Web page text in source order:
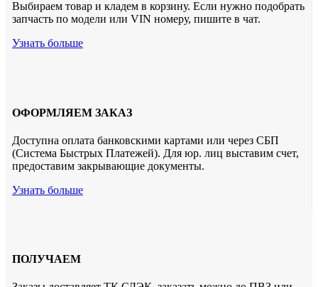
Выбираем товар и кладем в корзину. Если нужно подобрать
запчасть по модели или VIN номеру, пишите в чат.
Узнать больше
ОФОРМЛЯЕМ ЗАКАЗ
Доступна оплата банковскими картами или через СБП
(Система Быстрых Платежей). Для юр. лиц выставим счет,
предоставим закрывающие документы.
Узнать больше
ПОЛУЧАЕМ